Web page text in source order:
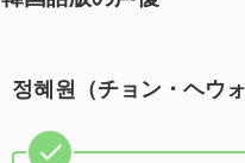
정혜원（チョン・ヘウ